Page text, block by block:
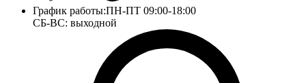
График работы:ПН-ПТ 09:00-18:00
СБ-ВС: выходной